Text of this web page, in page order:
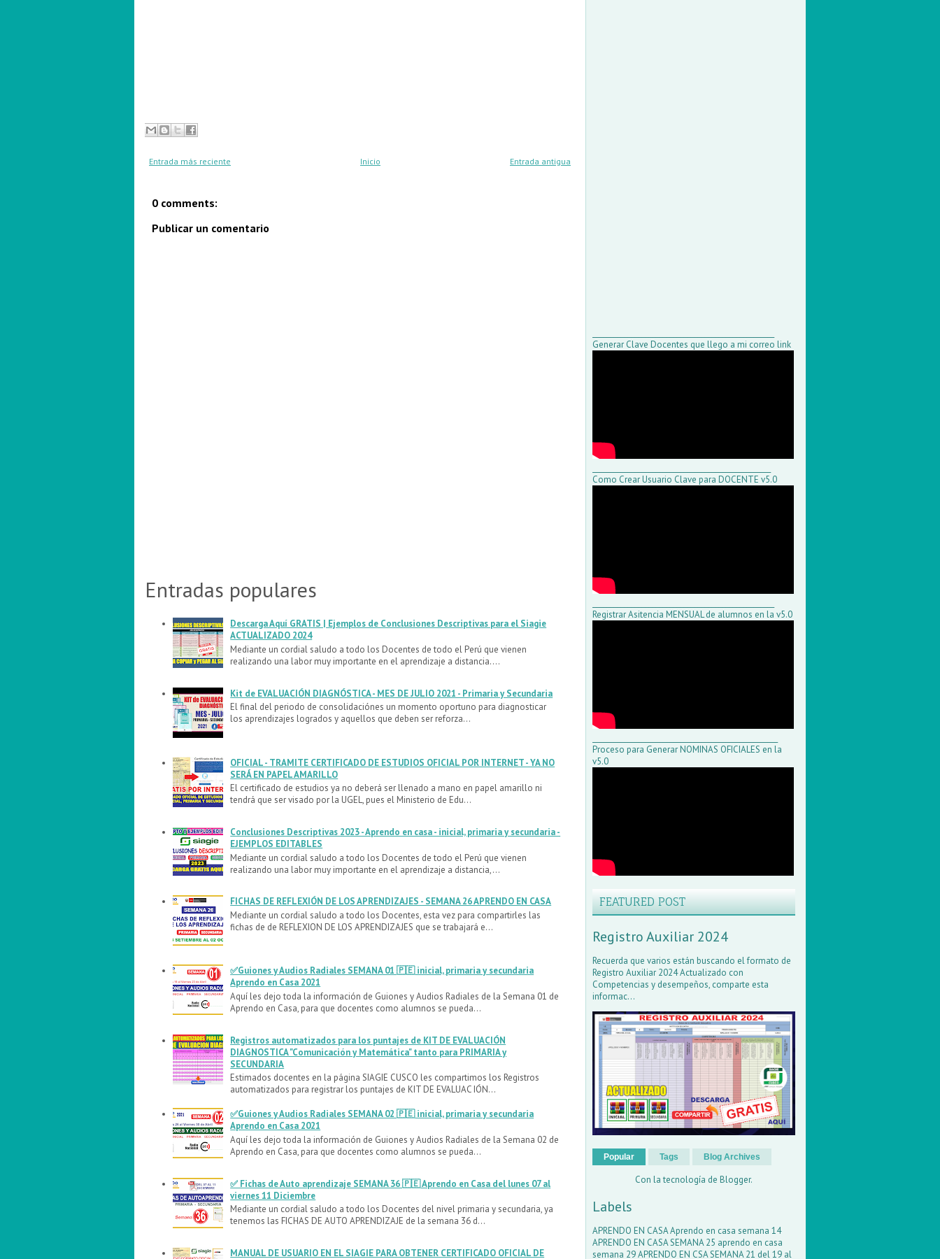
Entrada más reciente Entrada antigua
Inicio
0 comments:
Publicar un comentario
Entradas populares
Descarga Aquí GRATIS | Ejemplos de Conclusiones Descriptivas para el Siagie
ACTUALIZADO 2024
Mediante un cordial saludo a todo los Docentes de todo el Perú que vienen
realizando una labor muy importante en el aprendizaje a distancia....
Kit de EVALUACIÓN DIAGNÓSTICA - MES DE JULIO 2021 - Primaria y Secundaria
El final del periodo de consolidaciónes un momento oportuno para diagnosticar
los aprendizajes logrados y aquellos que deben ser reforza...
OFICIAL - TRAMITE CERTIFICADO DE ESTUDIOS OFICIAL POR INTERNET - YA NO
SERÁ EN PAPEL AMARILLO
El certificado de estudios ya no deberá ser llenado a mano en papel amarillo ni
tendrá que ser visado por la UGEL, pues el Ministerio de Edu...
Conclusiones Descriptivas 2023 - Aprendo en casa - inicial, primaria y secundaria -
EJEMPLOS EDITABLES
Mediante un cordial saludo a todo los Docentes de todo el Perú que vienen
realizando una labor muy importante en el aprendizaje a distancia,...
FICHAS DE REFLEXIÓN DE LOS APRENDIZAJES - SEMANA 26 APRENDO EN CASA
Mediante un cordial saludo a todo los Docentes, esta vez para compartirles las
fichas de de REFLEXION DE LOS APRENDIZAJES que se trabajará e...
✅Guiones y Audios Radiales SEMANA 01 🇵🇪 inicial, primaria y secundaria
Aprendo en Casa 2021
Aquí les dejo toda la información de Guiones y Audios Radiales de la Semana 01 de
Aprendo en Casa, para que docentes como alumnos se pueda...
Registros automatizados para los puntajes de KIT DE EVALUACIÓN
DIAGNOSTICA "Comunicación y Matemática" tanto para PRIMARIA y
SECUNDARIA
Estimados docentes en la página SIAGIE CUSCO les compartimos los Registros
automatizados para registrar los puntajes de KIT DE EVALUAC IÓN...
✅Guiones y Audios Radiales SEMANA 02 🇵🇪 inicial, primaria y secundaria
Aprendo en Casa 2021
Aquí les dejo toda la información de Guiones y Audios Radiales de la Semana 02 de
Aprendo en Casa, para que docentes como alumnos se pueda...
✅ Fichas de Auto aprendizaje SEMANA 36 🇵🇪 Aprendo en Casa del lunes 07 al
viernes 11 Diciembre
Mediante un cordial saludo a todo los Docentes del nivel primaria y secundaria, ya
tenemos las FICHAS DE AUTO APRENDIZAJE de la semana 36 d...
MANUAL DE USUARIO EN EL SIAGIE PARA OBTENER CERTIFICADO OFICIAL DE
Generar Clave Docentes que llego a mi correo link
Como Crear Usuario Clave para DOCENTE v5.0
Registrar Asitencia MENSUAL de alumnos en la v5.0
Proceso para Generar NOMINAS OFICIALES en la
v5.0
FEATURED POST
Registro Auxiliar 2024
Recuerda que varios están buscando el formato de
Registro Auxiliar 2024 Actualizado con
Competencias y desempeños, comparte esta
informac...
Popular Tags Blog Archives
Con la tecnología de Blogger.
Labels
APRENDO EN CASAAprendo en casa semana 14
APRENDO EN CASA SEMANA 25 aprendo en casa
semana 29APRENDO EN CSA SEMANA 21 del 19 al